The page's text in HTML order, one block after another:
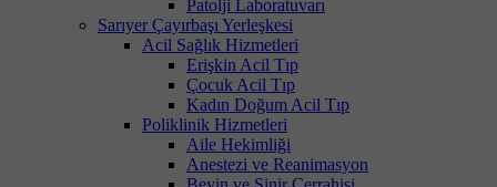
Patolji Laboratuvarı
Sarıyer Çayırbaşı Yerleşkesi
Acil Sağlık Hizmetleri
Erişkin Acil Tıp
Çocuk Acil Tıp
Kadın Doğum Acil Tıp
Poliklinik Hizmetleri
Aile Hekimliği
Anestezi ve Reanimasyon